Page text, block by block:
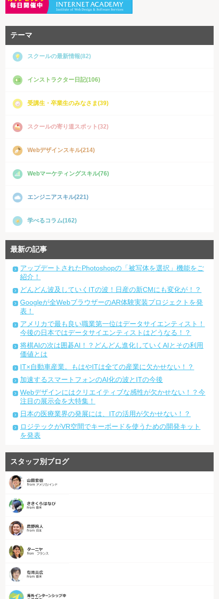
テーマ
スクールの最新情報(82)
インストラクター日記(106)
受講生・卒業生のみなさま(39)
スクールの寄り道スポット(32)
Webデザインスキル(214)
Webマーケティングスキル(76)
エンジニアスキル(221)
学べるコラム(162)
最新の記事
アップデートされたPhotoshopの「被写体を選択」機能をご
紹介！
どんどん波及していくITの波！日産の新CMにも変化が！？
Googleが全WebブラウザーのAR体験実装プロジェクトを発
表！
アメリカで最も良い職業第一位はデータサイエンティスト！
今後の日本ではデータサイエンティストはどうなる！？
将棋AIの次は囲碁AI！？どんどん進化していくAIとその利用
価値とは
IT×自動車産業。もはやITは全ての産業に欠かせない！？
加速するスマートフォンのAI化の波とITの今後
Webデザインにはクリエイティブな感性が欠かせない！？今
注目の展示会を大特集！
日本の医療業界の発展には、ITの活用が欠かせない！？
ロジテックがVR空間でキーボードを使うための開発キット
を発表
スタッフ別ブログ